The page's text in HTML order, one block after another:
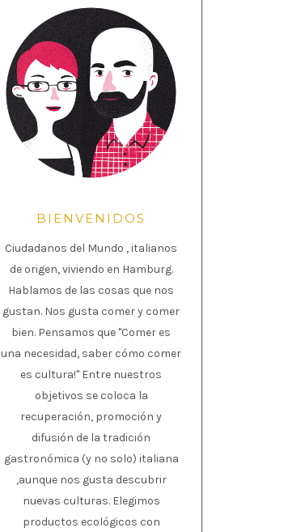
BIENVENIDOS
Ciudadanos del Mundo , italianos
de origen, viviendo en Hamburg.
Hablamos de las cosas que nos
gustan. Nos gusta comer y comer
bien. Pensamos que "Comer es
una necesidad, saber cómo comer
es cultura!" Entre nuestros
objetivos se coloca la
recuperación, promoción y
difusión de la tradición
gastronómica (y no solo) italiana
,aunque nos gusta descubrir
nuevas culturas. Elegimos
productos ecológicos con